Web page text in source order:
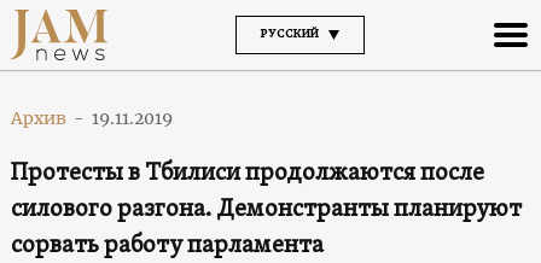
РУССКИЙ
Архив - 19.11.2019
Протесты в Тбилиси продолжаются после
силового разгона. Демонстранты планируют
сорвать работу парламента